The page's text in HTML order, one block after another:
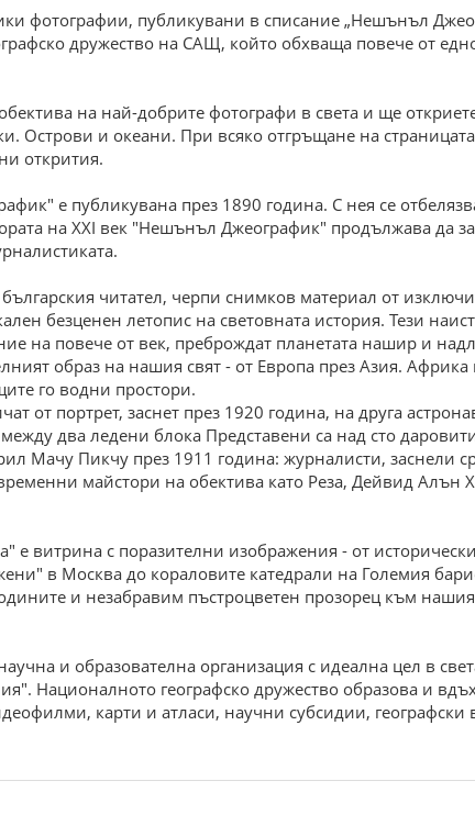
фотографии, публикувани в списание „Нешънъл
дружество на САЩ, който обхваща повече от
на най-добрите фотографи в света и ще
Острови и океани. При всяко отгръщане на
открития.
е публикувана през 1890 година. С нея се
на XXI век "Нешънъл Джеографик" продължава да
читател, черпи снимков материал от
безценен летопис на световната история. Тези
на повече от век, преброждат планетата нашир и
образ на нашия свят - от Европа през Азия.
го водни простори.
от портрет, заснет през 1920 година, на друга
два ледени блока Представени са над сто
Мачу Пикчу през 1911 година: журналисти, заснели
майстори на обектива като Реза, Дейвид
е витрина с поразителни изображения - от
в Москва до кораловите катедрали на Големия
и незабравим пъстроцветен прозорец към
и образователна организация с идеална цел в
Националното географско дружество образова и
карти и атласи, научни субсидии,